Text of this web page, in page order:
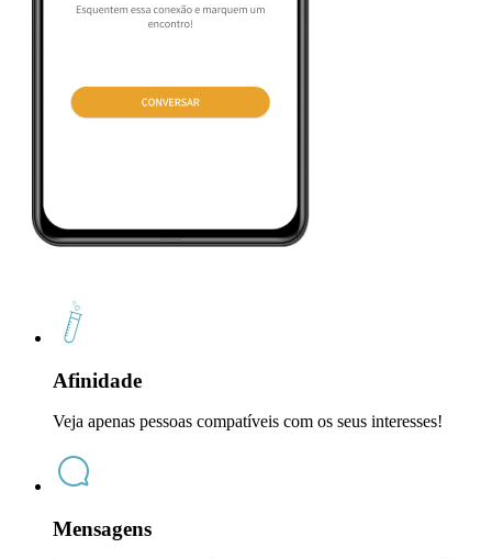
Afinidade
Veja apenas pessoas compatíveis com os seus interesses!
Mensagens